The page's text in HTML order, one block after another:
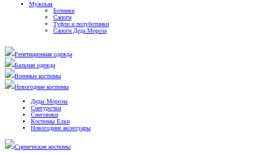
Мужская
Ботинки
Сапоги
Туфли и полуботинки
Сапоги Деда Мороза
Репетиционная одежда
Бальная одежда
Военные костюмы
Новогодние костюмы
Деды Морозы
Снегурочки
Снеговики
Костюмы Елки
Новогодние аксессуары
Сценические костюмы